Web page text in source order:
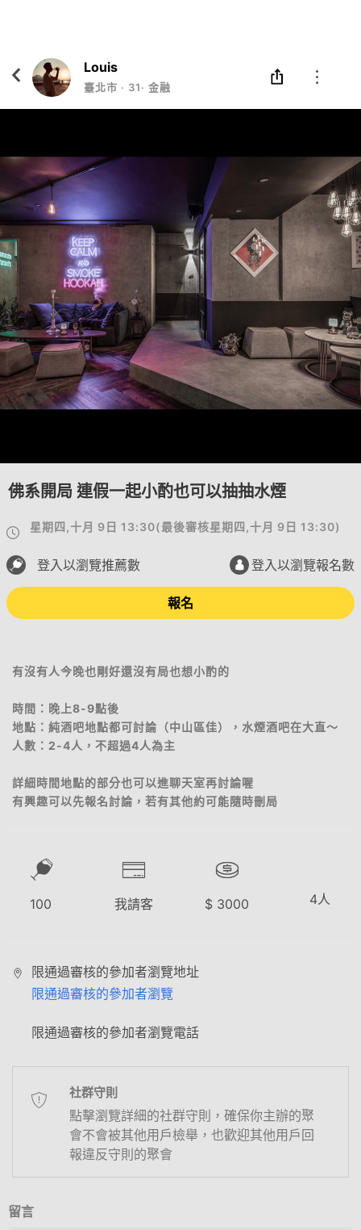
Louis
臺北市 ‧ 31‧ 金融業
佛系開局 連假一起小酌也可以抽抽水煙
星期四,十月 9日 13:30(最後審核星期四,十月 9日 13:30)
登入以瀏覽推薦數 登入以瀏覽報名數
報名
有沒有人今晚也剛好還沒有局也想小酌的
時間：晚上8-9點後
地點：純酒吧地點都可討論（中山區佳），水煙酒吧在大直～
人數：2-4人，不超過4人為主
詳細時間地點的部分也可以進聊天室再討論喔
有興趣可以先報名討論，若有其他約可能隨時刪局
100 我請客 $ 3000 4人
限通過審核的參加者瀏覽地址
限通過審核的參加者瀏覽
限通過審核的參加者瀏覽電話
社群守則
點擊瀏覽詳細的社群守則，確保你主辦的聚
會不會被其他用戶檢舉，也歡迎其他用戶回
報違反守則的聚會
留言